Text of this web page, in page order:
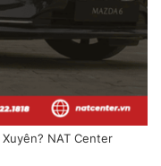
NAT Center